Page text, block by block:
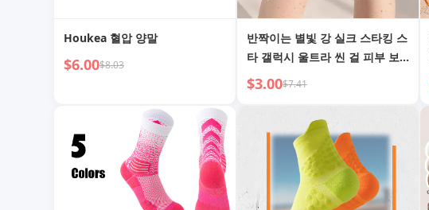
Houkea 혈압 양말
$6.00$8.03
반짝이는 별빛 강 실크 스타킹 스
타 갤럭시 울트라 씬 걸 피부 보
정 팬티스타킹
$3.00$7.41